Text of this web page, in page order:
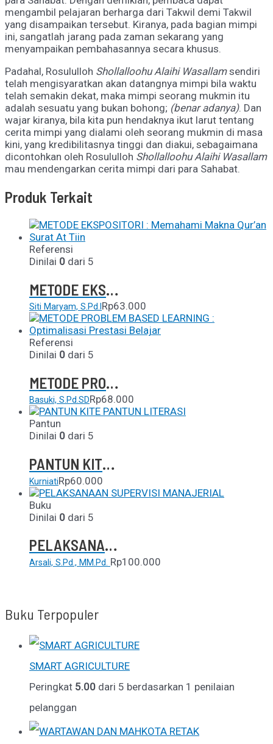
mengambil pelajaran berharga dari Takwil demi Takwil
yang disampaikan tersebut. Kiranya, pada bagian mimpi
ini, sangatlah jarang pada zaman sekarang yang
menyampaikan pembahasannya secara khusus.
Padahal, Rosululloh Shollalloohu Alaihi Wasallamsendiri
telah mengisyaratkan akan datangnya mimpi bila waktu
telah semakin dekat, maka mimpi seorang mukmin itu
adalah sesuatu yang bukan bohong; (benar adanya). Dan
wajar kiranya, bila kita pun hendaknya ikut larut tentang
cerita mimpi yang dialami oleh seorang mukmin di masa
kini, yang kredibilitasnya tinggi dan diakui, sebagaimana
dicontohkan oleh Rosululloh Shollalloohu Alaihi Wasallam
mau mendengarkan cerita mimpi dari para Sahabat.
Produk Terkait
Referensi
Dinilai 0 dari 5
METODE EKSPOSITORI : Memahami Makna Qur’an Surat At Tiin
Siti Maryam, S.Pd.I Rp63.000
Referensi
Dinilai 0 dari 5
METODE PROBLEM BASED LEARNING : Optimalisasi Prestasi Belajar
Basuki, S.Pd.SDRp68.000
Pantun
Dinilai 0 dari 5
PANTUN KITE PANTUN LITERASI
KurniatiRp60.000
Buku
Dinilai 0 dari 5
PELAKSANAAN SUPERVISI MANAJERIAL
Arsali, S.Pd., MM.Pd. Rp100.000
Buku Terpopuler
SMART AGRICULTURE
Peringkat 5.00 dari 5 berdasarkan 1 penilaian
pelanggan